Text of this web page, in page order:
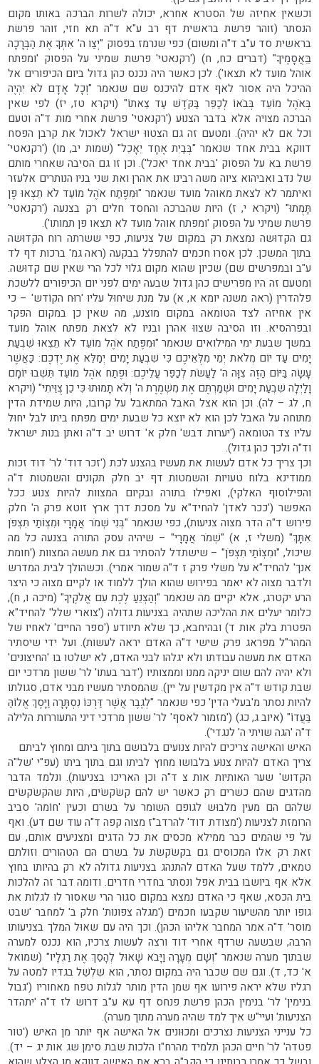
וכשאין אחיזה של הסטרא אחרא, יכולה לשרות הברכה באותו מקום
הנסתר (זוהר פרשת בראשית דף רב ע"א ד"ה תא חזי, זוהר פרשת
בראשית סד ע"ב ד"ה ומשום) כפי שנרמז בפסוק "יְצַו ה' אִתְּךָ אֶת הַבְּרָכָה
בַּֽאֲסָמֶיךָ" (דברים כח, ח) ('רקנאטי' פרשת שמיני על הפסוק 'ומפתח
אוהל מועד לא תצאו'). לכן כאשר היה נכנס כהן גדול ביום הכיפורים אל
ההיכל היה אסור לאף אדם להיכנס שם שנאמר "וְכָל אָדָם לֹא יִהְיֶה
בְּאֹהֶל מוֹעֵד בְּבֹאוֹ לְכַפֵּר בַּקֹּדֶשׁ עַד צֵאתוֹ" (ויקרא טז, יז) לפי שאין
הברכה מצויה אלא בדבר הצנוּע ('רקנאטי' פרשת אחרי מות ד"ה וטעם
וכל אם לא יהיה). ומטעם זה גם הצטווּ ישראל לאכול את קרבן הפסח
דווקא בבית אחד שנאמר "בְּבַיִת אֶחָד יֵאָכֵל" (שמות יב, מו) ('רקנאטי'
פרשת בא על הפסוק 'בבית אחד יאכל'). וכן זו גם הסיבה שאחרי מותם
של נדב ואביהוא ציוה משה רבינו את אהרן ואת שני בניו הנותרים אלעזר
ואיתמר לא לצאת מאוהל מועד שנאמר "וּמִפֶּתַח אֹהֶל מוֹעֵד לֹא תֵצְאוּ פֶּן
תָּמֻתוּ" (ויקרא י, ז) היות שהברכה והחסד חלים רק בצנעה ('רקנאטי'
פרשת שמיני על הפסוק 'ומפתח אוהל מועד לא תצאו פן תמותו').
גם הקדוּשה נמצאת רק במקום של צניעות, כפי ששרתה רוח הקדוּשה
בתוך המשכן. לכן אסרו חכמים להתפלל בבקעה (ראה גמ' ברכות דף לד
ע"ב ובמפרשים שם) שכיון שהוא מקום גלוי לכל הרי שאין שם קדוּשה.
ומטעם זה היו מפרישים כהן גדול שבעה ימים לפני יום הכיפורים ללשכת
פלהדרין (ראה משנה יומא א, א) על מנת שיחוּל עליו 'רוּח הקוֹדש' – כי
אין אחיזה לצד הטומאה במקום מוצנע, מה שאין כן במקום הפקר
ובפרהסיא. וזו הסיבה שצווּ אהרן ובניו לא לצאת מפתח אוהל מועד
במשך שבעת ימי המילואים שנאמר "וּמִפֶּתַח אֹהֶל מוֹעֵד לֹא תֵצְאוּ שִׁבְעַת
יָמִים עַד יוֹם מְלֹאת יְמֵי מִלֻּאֵיכֶם כִּי שִׁבְעַת יָמִים יְמַלֵּא אֶת יֶדְכֶם: כַּאֲשֶׁר
עָשָׂה בַּיּוֹם הַזֶּה צִוָּה ה' לַעֲשֹׂת לְכַפֵּר עֲלֵיכֶם: וּפֶתַח אֹהֶל מוֹעֵד תֵּשְׁבוּ יוֹמָם
וָלַיְלָה שִׁבְעַת יָמִים וּשְׁמַרְתֶּם אֶת מִשְׁמֶרֶת ה' וְלֹא תָמוּתוּ כִּי כֵן צֻוֵּיתִי" (ויקרא
ח, לג – לה). וכן הוא אצל האבל המתאבל על קרובו, היות שמידת הדין
מתוחה על האבל לכן הוא לא יוצא כל שבעת ימים מפתח ביתו לבל יחוּל
עליו צד הטומאה ('יערות דבש' חלק א' דרוש יב ד"ה ואתן בנות ישראל
וד"ה ולכך כהן גדול).
וכך צריך כל אדם לעשות את מעשיו בהצנע לכת ('זכר דוד' לר' דוד זכות
ממודינא בלוח טעויות והשמטות דף יב חלק תקונים והשמטות ד"ה
והפילוסוף האלקי), ואפילו בתורה ובקיום המצוות להיות צנוּע ככל
האפשר ('ככר לאדן' להחיד"א על מסכת דרך ארץ זוטא פרק ה' חלק
פירוש ד"ה הדר מצוה צניעות), כפי שנאמר "בְּנִי שְׁמֹר אֲמָרָי וּמִצְוֹתַי תִּצְפֹּן
אִתָּךְ" (משלי ז, א) "שְׁמֹר אֲמָרָי" – שיהיה עסק התורה בצנעה כל מה
שיכול, "וּמִצְוֹתַי תִּצְפֹּן" – שישתדל להסתיר גם את מעשה המצוות ('חומת
אנך' להחיד"א על משלי פרק ז ד"ה שמור אמרי). וכשהולך לבית המדרש
ולדבר מצוה לא יאמר בפירוש שהוא הולך ללמוד או לקיים מצוה כי היצר
הרע יקטרג, אלא יקיים מה שנאמר "וְהַצְנֵעַ לֶכֶת עִם אֱלֹקֶיךָ" (מיכה ו, ח),
כלומר יעלים את ההליכה שתהיה בצניעות גדולה ('צוארי שלל' להחיד"א
הפטרת בלק אות ד) ובהיחבא, כך שלא תיוודע ('ספר החיים' לאחיו של
המהר"ל מפראג פרק שישי ד"ה האדם יראה לעשות). ועל ידי שיסתיר
האדם את מעשה עבודתו ולא יגלהו לבני האדם, לא ישלטו בו 'החיצונים'
ולא יהיה להם שום יניקה ממנו וממצותיו ('דבר בעתו' לר' ששון מרדכי יום
שבת קודש ד"ה אין מקדשין על יין). שהמסתיר מעשיו מבני אדם, סגולתו
להיות נסתר מ'בעלי הדין' כפי שנאמר "לְגֶבֶר אֲשֶׁר דַּרְכּוֹ נִסְתָּרָה וַיָּסֶךְ אֱלוֹהַּ
בַּעֲדוֹ" (איוב ג, כג) ('מזמור לאסף' לר' ששון מרדכי דיני התעוררות הלילה
ד"ה 'הגה שויתי ה' לנגדי').
האיש והאישה צריכים להיות צנועים בלבושם בתוך ביתם ומחוץ לביתם
צריך האדם להיות צנוּע בלבושו מחוץ לביתו וגם בתוך ביתו (עפ"י 'של"ה
הקדוש' שער האותיות אות צ ד"ה וכן האריכו בצניעות). ונלמד הדבר
מהדגים שהם כשרים רק כאשר יש להם קשׂקשׂים, היות שהקשׂקשׂים
שלהם הם מעין מלבוּש לגופם השומר על בשרם וכעין 'חוֹמה' סביב
הרומזת לצניעות ('מצודת דוד' להרדב"ז מצוה קפה ד"ה עוד שם דע). ואף
על פי שהמים כבר ממילא מכסים את כל הדגים ומצניעים אותם, עם
זאת רק אלו המכוסים גם בקשׂקשׂת על בשרם הם הטהורים וזולתם
טמאים, ללמד שעל האדם להתנהג בצניעות גדולה לא רק בהיותו בחוץ
אלא אף ביושבו בבית אפל ונסתר בחדרי חדרים. ודומה דבר זה להלכות
בית הכסא, שאף כי האדם נמצא במקום סגור הרי שאסור לו לגלות את
גופו יותר מהשיעור שקבעו חכמים ('מגלה צפונות' חלק ב' למחבר 'שבט
מוסר' ד"ה אמר המחבר אליהו הכהן). וכך היה עם שאוּל המלך בצניעותו
הרבה, שבשעה שרדף אחרי דוד ורצה לעשות צרכיו, הוא נכנס למערה
שבתוך מערה שנאמר "וְשָׁם מְעָרָה וַיָּבֹא שָׁאוּל לְהָסֵךְ אֶת רַגְלָיו" (שמואל
א' כד, ד). וגם שם שכבר היה במקום נסתר, הוא שִׁלְשֵׁל בגדיו למטה על
רגליו שלא יראה פירועו אף שמן הדין מותר לגלות טפח מאחוריו ('גבול
בנימין' לר' בנימין הכהן פרשת פנחס דף עא ע"ב דרוש לז ד"ה 'יתהדר
הצניעות' ועיי"ש איך למד שהיה מערה מתוך מערה).
כל ענייני הצניעות נצרכים ומכוּונים אל האישה אף יותר מן האיש ('טור
פטדה' לר' חיים הכהן תלמיד מהרח"ו הלכות שבת סימן שג אות יג – יד).